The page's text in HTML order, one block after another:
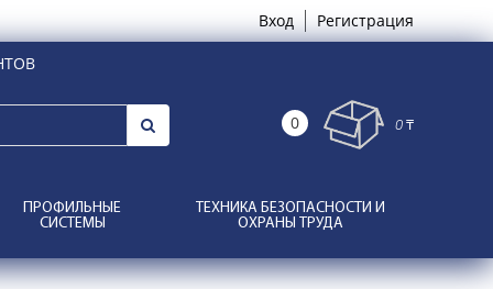
Вход Регистрация
0 0 ₸
ПРОФИЛЬНЫЕ
СИСТЕМЫ
ТЕХНИКА БЕЗОПАСНОСТИ И
ОХРАНЫ ТРУДА